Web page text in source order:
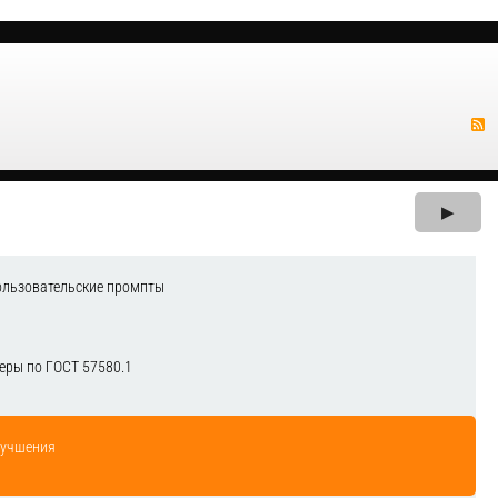
▶
промпты
по ГОСТ 57580.1